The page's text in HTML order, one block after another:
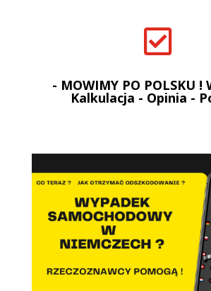

- MOWIMY PO POLSKU !
Kalkulacja - Opinia -